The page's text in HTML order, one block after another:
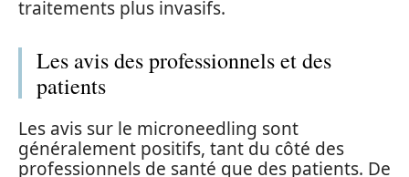
traitements plus invasifs.
Les avis des professionnels et des
patients
Les avis sur le microneedling sont
généralement positifs, tant du côté des
professionnels de santé que des patients. De